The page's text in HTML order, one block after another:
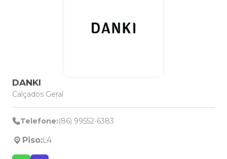
DANKI
Calçados Geral
Telefone:(86) 99552-6383
Piso:L4